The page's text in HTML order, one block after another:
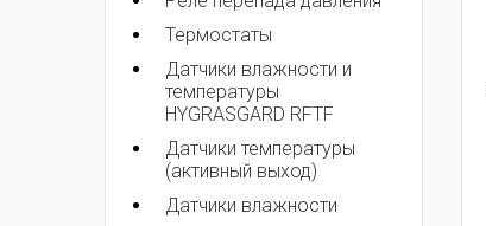
Термостаты
Датчики влажности и
температуры
HYGRASGARD RFTF
Датчики температуры
(активный выход)
Датчики влажности